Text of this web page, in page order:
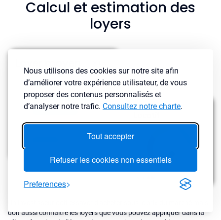
Nous utilisons des cookies sur notre site afin
d’améliorer votre expérience utilisateur, de vous
proposer des contenus personnalisés et
d’analyser notre trafic. Consultez notre charte.
Tout accepter
Refuser les cookies non essentiels
Preferences
Calcul et estimation des
loyers
doit aussi connaître les loyers que vous pouvez appliquer dans la